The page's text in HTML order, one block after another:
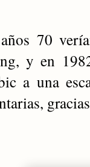
70
y en
a una